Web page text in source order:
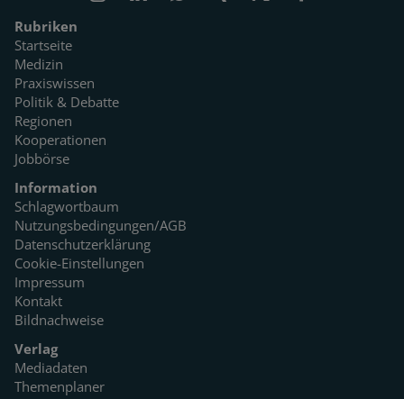
Rubriken
Startseite
Medizin
Praxiswissen
Politik & Debatte
Regionen
Kooperationen
Jobbörse
Information
Schlagwortbaum
Nutzungsbedingungen/AGB
Datenschutzerklärung
Cookie-Einstellungen
Impressum
Kontakt
Bildnachweise
Verlag
Mediadaten
Themenplaner